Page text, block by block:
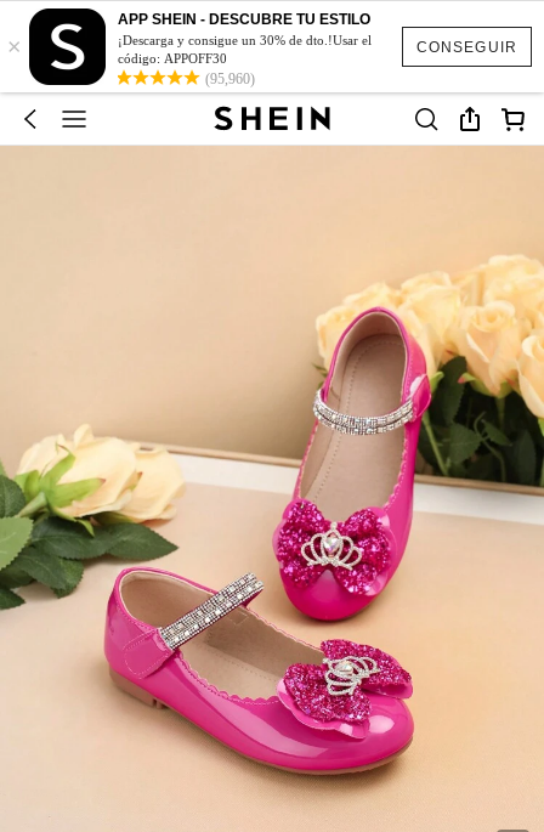
CONSEGUIR
×
APP SHEIN - DESCUBRE TU ESTILO
¡Descarga y consigue un 30% de dto.!Usar el
código: APPOFF30
(95,960)